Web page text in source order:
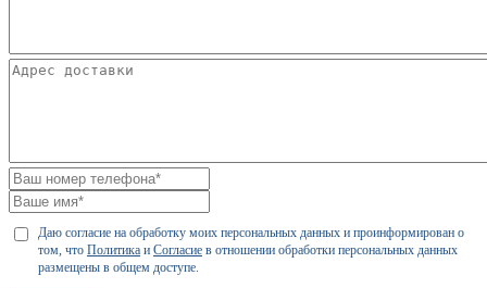
Даю согласие на обработку моих персональных данных и проинформирован о
том, что Политика и Согласие в отношении обработки персональных данных
размещены в общем доступе.